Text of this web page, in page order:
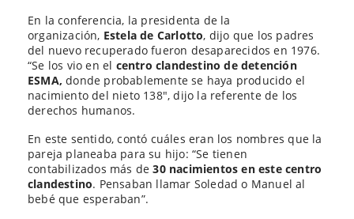
En la conferencia, la presidenta de la
organización, Estela de Carlotto, dijo que los padres
del nuevo recuperado fueron desaparecidos en 1976.
“Se los vio en el centro clandestino de detención
ESMA,donde probablemente se haya producido el
nacimiento del nieto 138″, dijo la referente de los
derechos humanos.
En este sentido, contó cuáles eran los nombres que la
pareja planeaba para su hijo: “Se tienen
contabilizados más de30 nacimientos en este centro
clandestino. Pensaban llamar Soledad o Manuel al
bebé que esperaban”.